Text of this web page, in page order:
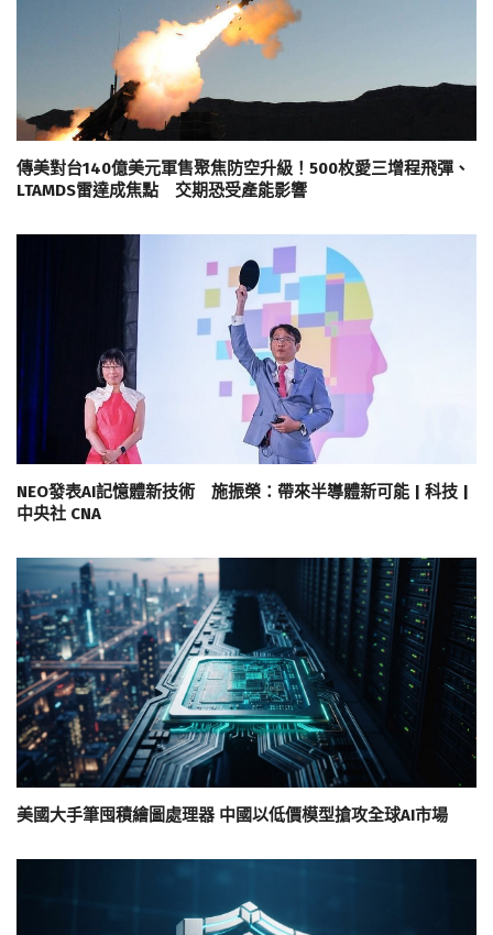
傳美對台140億美元軍售聚焦防空升級！500枚愛三增程飛彈、
LTAMDS雷達成焦點 交期恐受產能影響
NEO發表AI記憶體新技術 施振榮：帶來半導體新可能 | 科技 |
中央社 CNA
美國大手筆囤積繪圖處理器 中國以低價模型搶攻全球AI市場